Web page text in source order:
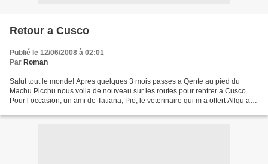
Retour a Cusco
Publié le 12/06/2008 à 02:01
Par Roman
Salut tout le monde! Apres quelques 3 mois passes a Qente au pied du
Machu Picchu nous voila de nouveau sur les routes pour rentrer a Cusco.
Pour l occasion, un ami de Tatiana, Pio, le veterinaire qui m a offert Allqu a